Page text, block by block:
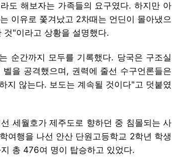
도 해보자는 가족들의 요구였다. 하지만 아
이유로 쫓겨났고 2차때는 언딘이 몰아냈으
"이라고 상황을 설명했다.
순간까지 모두를 기록했다. 당국은 구조실
을 공격했으며, 권력에 줄선 수구언론들은
지 않는다. 보도는 계속될 것이다"고 덧붙였
세월호가 제주도로 향하던 중 침몰되는 사
여행을 나선 안산 단원고등학교 2학년 학생
총 476여 명이 탑승하고 있었다.